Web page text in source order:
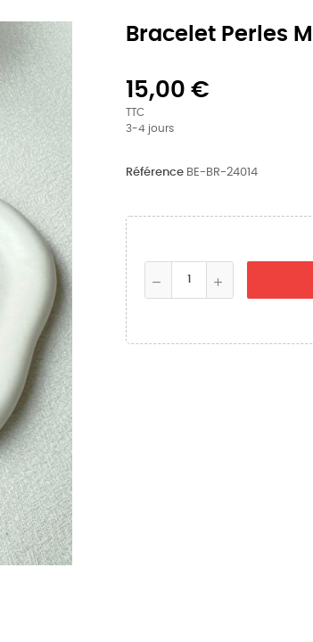
Bracelet Perles
15,00 €
TTC
3-4 jours
Référence BE-BR-24014